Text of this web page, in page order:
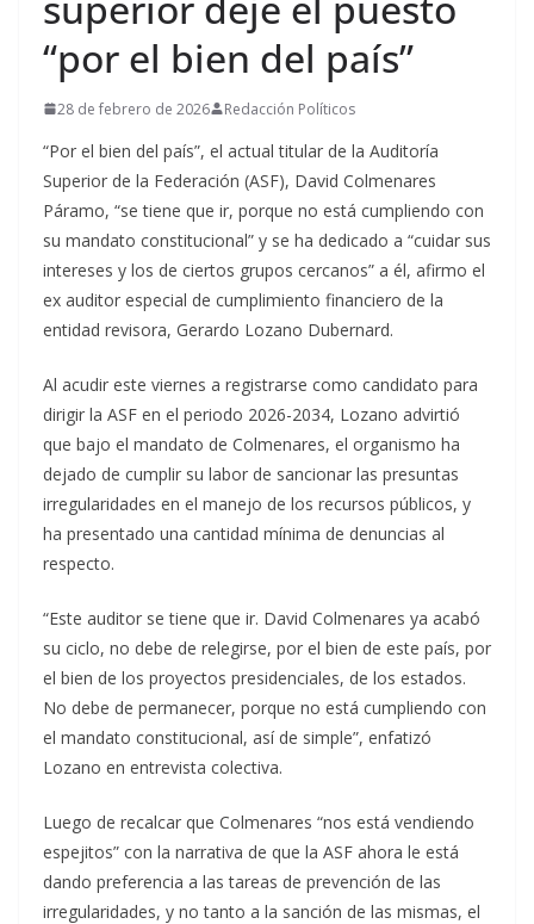
“por el bien del país”
28 de febrero de 2026 Redacción Políticos
“Por el bien del país”, el actual titular de la Auditoría
Superior de la Federación (ASF), David Colmenares
Páramo, “se tiene que ir, porque no está cumpliendo con
su mandato constitucional” y se ha dedicado a “cuidar sus
intereses y los de ciertos grupos cercanos” a él, afirmo el
ex auditor especial de cumplimiento financiero de la
entidad revisora, Gerardo Lozano Dubernard.
Al acudir este viernes a registrarse como candidato para
dirigir la ASF en el periodo 2026-2034, Lozano advirtió
que bajo el mandato de Colmenares, el organismo ha
dejado de cumplir su labor de sancionar las presuntas
irregularidades en el manejo de los recursos públicos, y
ha presentado una cantidad mínima de denuncias al
respecto.
“Este auditor se tiene que ir. David Colmenares ya acabó
su ciclo, no debe de relegirse, por el bien de este país, por
el bien de los proyectos presidenciales, de los estados.
No debe de permanecer, porque no está cumpliendo con
el mandato constitucional, así de simple”, enfatizó
Lozano en entrevista colectiva.
Luego de recalcar que Colmenares “nos está vendiendo
espejitos” con la narrativa de que la ASF ahora le está
dando preferencia a las tareas de prevención de las
irregularidades, y no tanto a la sanción de las mismas, el